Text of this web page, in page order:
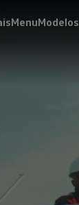
MenuModelos